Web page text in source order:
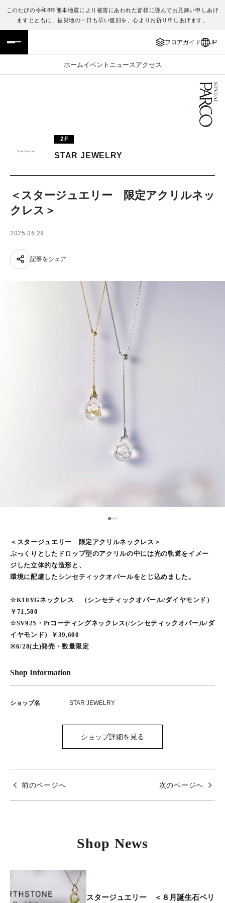
このたびの令和8年熊本地震により被害にあわれた皆様に謹んでお見舞い申しあげ
ますとともに、被災地の一日も早い復旧を、心よりお祈り申しあげます。
フロアガイド JP
ホームイベント ニュース アクセス
フロアガイド
施設案内・アクセス
TAX FREE
JP
ENGLISH
繁体字
日本語
2F
STAR JEWELRY
＜スタージュエリー 限定アクリルネッ
クレス＞
2025.06.28
記事をシェア
123
＜スタージュエリー 限定アクリルネックレス＞
ぷっくりとしたドロップ型のアクリルの中には光の軌道をイメー
ジした立体的な造形と、
環境に配慮したシンセティックオパールをとじ込めました。
☆K10YGネックレス （シンセティックオパール/ダイヤモンド）
￥71,500
☆SV925・Ptコーティングネックレス(/シンセティックオパール/ダ
イヤモンド）￥39,600
※6/28(土)発売・数量限定
Shop Information
ショップ名 STAR JEWELRY
ショップ詳細を見る
前のページへ 次のページへ
Shop News
スタージュエリー ＜８月誕生石ペリ